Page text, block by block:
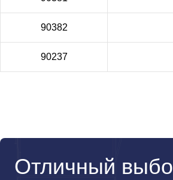
90382
90237
Отличный